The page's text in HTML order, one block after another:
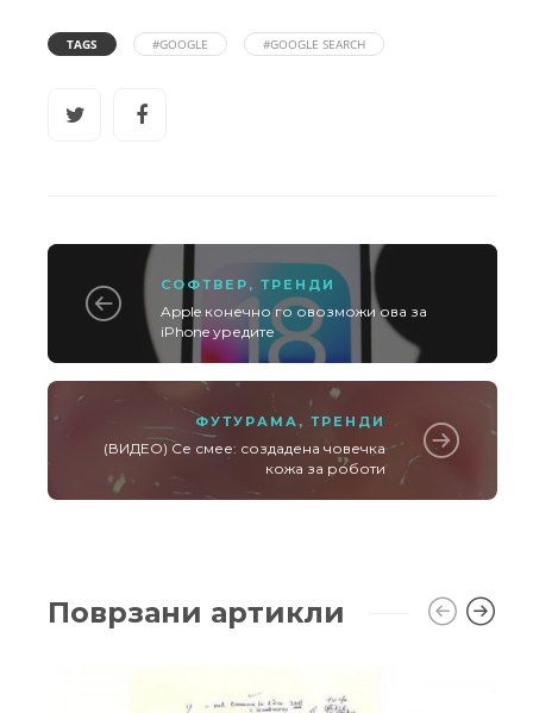
TAGS #GOOGLE #GOOGLE SEARCH
СОФТВЕР , ТРЕНДИ
Apple конечно го овозможи ова за
iPhone уредите
ФУТУРАМА , ТРЕНДИ
(ВИДЕО) Се смее: создадена човечка
кожа за роботи
Поврзани артикли